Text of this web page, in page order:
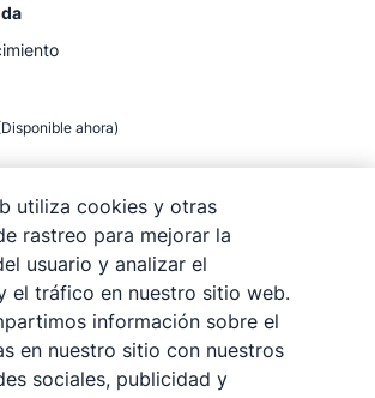
Disponible ahora)
utiliza cookies y otras
rastreo para mejorar la
usuario y analizar el
el tráfico en nuestro sitio web.
información sobre el
en nuestro sitio con nuestros
sociales, publicidad y